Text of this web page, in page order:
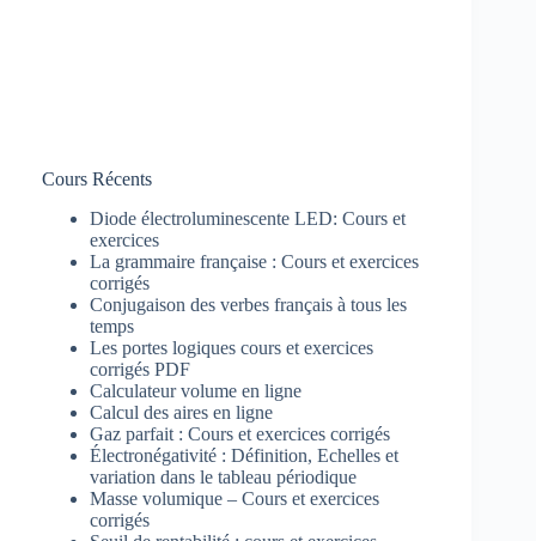
Cours Récents
Diode électroluminescente LED: Cours et
exercices
La grammaire française : Cours et exercices
corrigés
Conjugaison des verbes français à tous les
temps
Les portes logiques cours et exercices
corrigés PDF
Calculateur volume en ligne
Calcul des aires en ligne
Gaz parfait : Cours et exercices corrigés
Électronégativité : Définition, Echelles et
variation dans le tableau périodique
Masse volumique – Cours et exercices
corrigés